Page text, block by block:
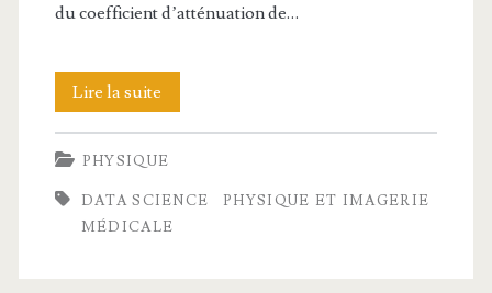
du coefficient d’atténuation de…
Lire la suite
photons-
matière
PHYSIQUE
DATA SCIENCE
PHYSIQUE ET IMAGERIE
MÉDICALE